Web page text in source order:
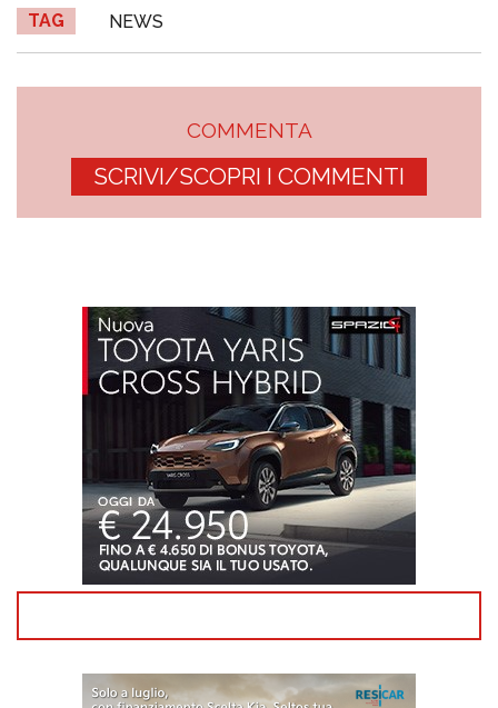
TAG NEWS
COMMENTA
SCRIVI/SCOPRI I COMMENTI